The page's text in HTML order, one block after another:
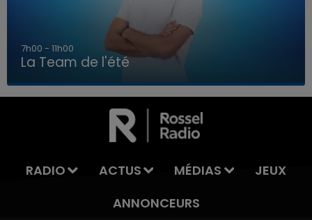
LA TEAM DE L'ÉTÉ
7h00 - 11h00
La Team de l'été
RADIO ACTUS MÉDIAS
JEUX
ANNONCEURS